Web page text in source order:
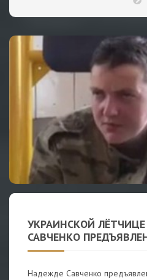
УКРАИНСКОЙ
САВЧЕНКО
Надежде Савченко